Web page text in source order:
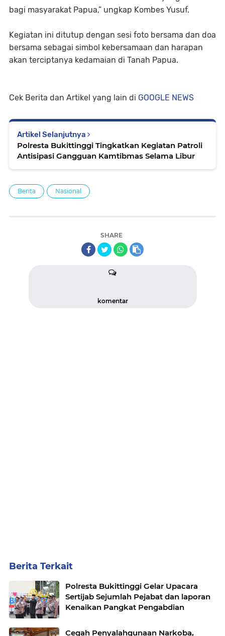
bagi masyarakat Papua,” ungkap Kombes Yusuf.
Kegiatan ini ditutup dengan sesi foto bersama dan doa
bersama sebagai simbol kebersamaan dan harapan
akan terciptanya kedamaian di Tanah Papua.
Cek Berita dan Artikel yang lain di GOOGLE NEWS
Artikel Selanjutnya
Polresta Bukittinggi Tingkatkan Kegiatan Patroli
Antisipasi Gangguan Kamtibmas Selama Libur
Berita Nasional
SHARE
komentar
Berita Terkait
Polresta Bukittinggi Gelar Upacara
Sertijab Sejumlah Pejabat dan laporan
Kenaikan Pangkat Pengabdian
Cegah Penyalahgunaan Narkoba,